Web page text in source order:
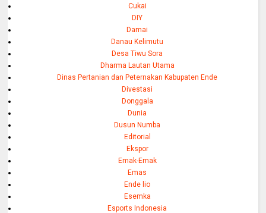
Cukai
DIY
Damai
Danau Kelimutu
Desa Tiwu Sora
Dharma Lautan Utama
Dinas Pertanian dan Peternakan Kabupaten Ende
Divestasi
Donggala
Dunia
Dusun Numba
Editorial
Ekspor
Emak-Emak
Emas
Ende lio
Esemka
Esports Indonesia